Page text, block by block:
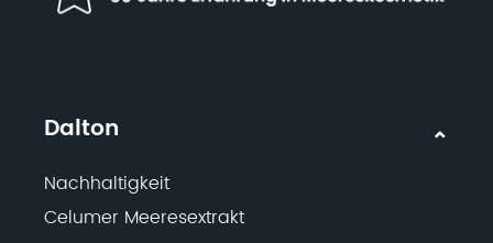
Dalton
Nachhaltigkeit
Celumer Meeresextrakt